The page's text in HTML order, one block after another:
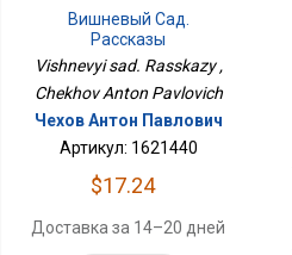
Вишневый Сад.
Рассказы
Vishnevyi sad. Rasskazy ,
Chekhov Anton Pavlovich
Чехов Антон Павлович
Артикул: 1621440
$17.24
Доставка за 14–20 дней